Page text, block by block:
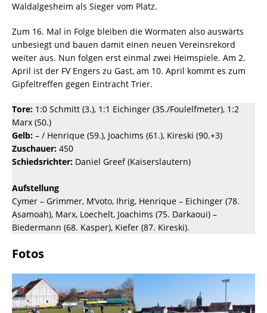
Waldalgesheim als Sieger vom Platz.
Zum 16. Mal in Folge bleiben die Wormaten also auswärts
unbesiegt und bauen damit einen neuen Vereinsrekord
weiter aus. Nun folgen erst einmal zwei Heimspiele. Am 2.
April ist der FV Engers zu Gast, am 10. April kommt es zum
Gipfeltreffen gegen Eintracht Trier.
Tore: 1:0 Schmitt (3.), 1:1 Eichinger (35./Foulelfmeter), 1:2
Marx (50.)
Gelb: – / Henrique (59.), Joachims (61.), Kireski (90.+3)
Zuschauer: 450
Schiedsrichter: Daniel Greef (Kaiserslautern)
Aufstellung
Cymer – Grimmer, M’voto, Ihrig, Henrique – Eichinger (78.
Asamoah), Marx, Loechelt, Joachims (75. Darkaoui) –
Biedermann (68. Kasper), Kiefer (87. Kireski).
Fotos